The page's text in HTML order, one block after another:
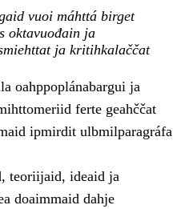
vuoi máhttá birget
oktavuođain ja
ja kritihkalaččat
oahppoplánabargui ja
ferte geahččat
ipmirdit ulbmilparagráfa
teoriijaid, ideaid ja
doaimmaid dahje